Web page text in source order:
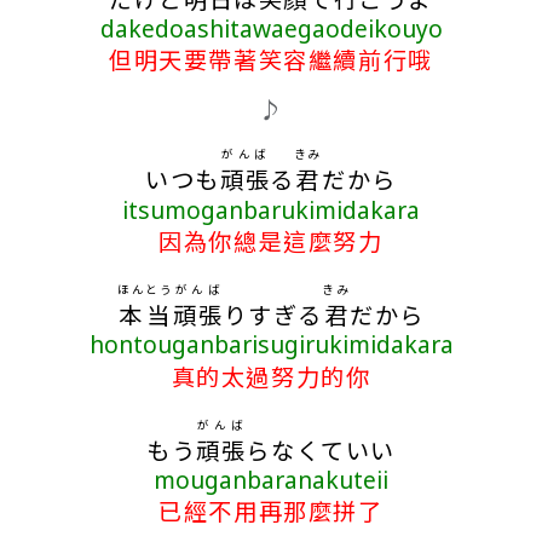
dakedoashitawaegaodeikouyo
但明天要帶著笑容繼續前行哦
♪
いつも頑張
がんば
る君
きみ
だから
itsumoganbarukimidakara
因為你總是這麼努力
本当
ほんとう
頑張
がんば
りすぎる 君
きみ
だから
hontouganbarisugirukimidakara
真的太過努力的你
もう頑張
がんば
らなくていい
mouganbaranakuteii
已經不用再那麼拼了